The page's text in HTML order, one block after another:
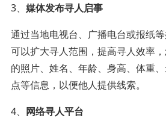
3、 媒体发布寻人启事
通过当地电视台、广播电台或报纸
可以扩大寻人范围，提高寻人效率
的照片、姓名、年龄、身高、体重
点等信息，以便他人提供线索。
4、 网络寻人平台